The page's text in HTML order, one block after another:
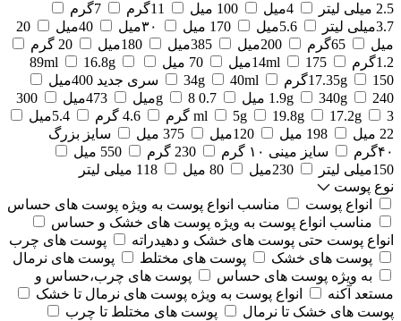
2.5 میلی لیتر
4میل 100 میل 11گرم
7گرم
3.7میلی لیتر
5.6میل 170 میل ۳۰میل 40میل
20
میل
65گرم 200میل 385میل 180میل
20 گرم
1.2گرم
14ml 175میل 70 میل 89ml
16.8g
17.35g
150گرم 34g 40ml
سری جدید 400میل
1.9g
340g 240 میل 0.7 g 8میل 473میل
300
ml
5g 19.8g 17.2g 3 گرم 4.6 گرم
5.4میل
22 میل
198 میل 120میل 375 میل
سایز بزرگ
۴۰گرم
سایز مینی ۱۰ گرم 230 گرم
550 میل
150میلی لیتر
230میل 80 میل
118 میلی لیتر
نوع پوست
انواع پوست
مناسب انواع پوست به ویژه پوست های حساس
مناسب انواع پوست به ویژه پوست های خشک و حساس
انواع پوست حتی پوست های خشک و دهیدراته
پوست های چرب
پوست های خشک
پوست های مختلط
پوست های نرمال
به ویژه پوست های حساس
پوست های چرب،حساس و
مستعد آکنه
انواع پوست به ویژه پوست های نرمال تا خشک
پوست های خشک تا نرمال
پوست های مختلط تا چرب